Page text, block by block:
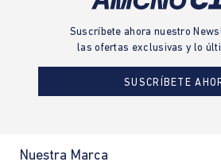
Suscríbete ahora nuestro
las ofertas exclusivas y lo
SUSCRÍBETE
Nuestra Marca